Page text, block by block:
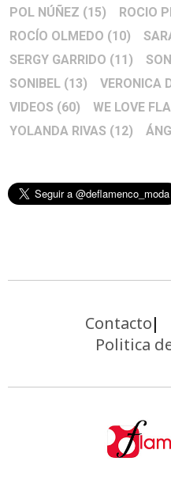
POL NÚÑEZ (15) ROCIO
ROCÍO OLMEDO (10)
SERGY GARRIDO (11)
SONIBEL (13) VERONICA
VIDEOS (60) WE LOVE
YOLANDA RIVAS (12)
Contacto
Politica